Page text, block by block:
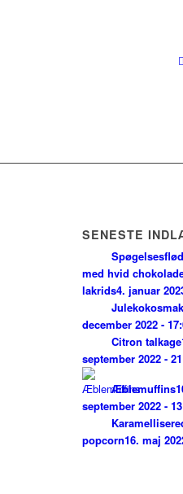
SENESTE
med hvid
lakrids4. januar
december 2022 -
Citron talkage
september 2022 -
Æblemuffins
september 2022 -
popcorn16. maj